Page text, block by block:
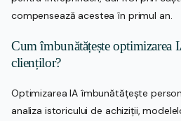
compensează acestea în primul an.
Cum îmbunătățește optimizarea
clienților?
Optimizarea IA îmbunătățește
analiza istoricului de achiziții,